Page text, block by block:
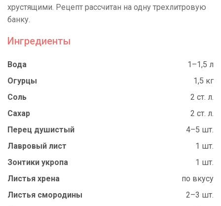
хрустящими. Рецепт рассчитан на одну трехлитровую
банку.
Ингредиенты
Вода
1–1,5 л
Огурцы
1,5 кг
Соль
2 ст. л.
Сахар
2 ст. л.
Перец душистый
4–5 шт.
Лавровый лист
1 шт.
Зонтики укропа
1 шт.
Листья хрена
по вкусу
Листья смородины
2–3 шт.